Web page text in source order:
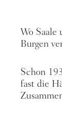
Wo
Burgen
Schon
fast die